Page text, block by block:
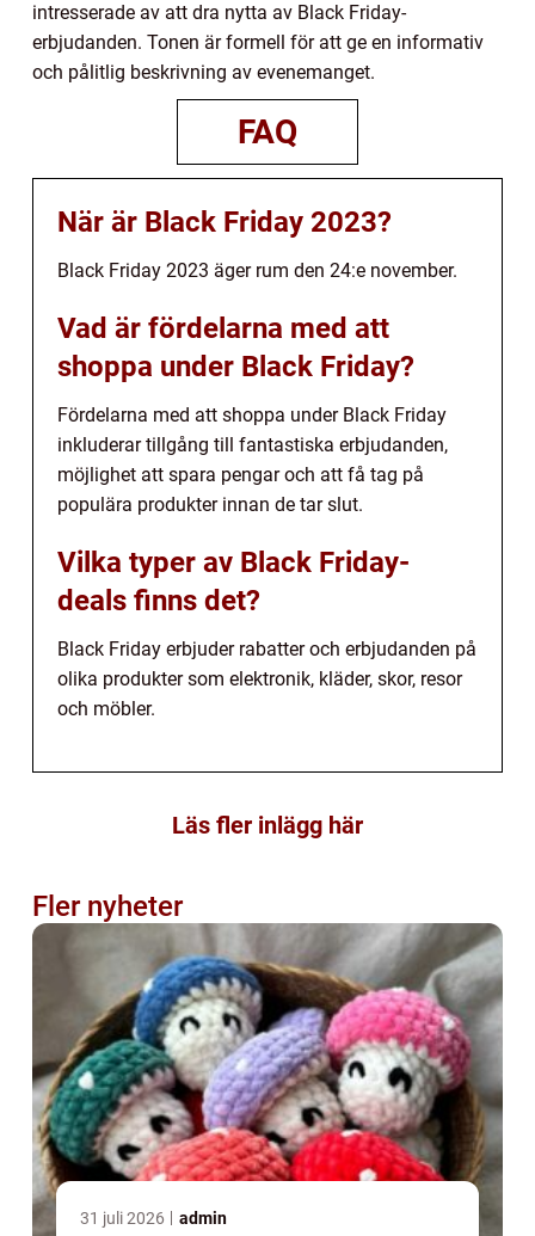
intresserade av att dra nytta av Black Friday-
erbjudanden. Tonen är formell för att ge en informativ
och pålitlig beskrivning av evenemanget.
FAQ
När är Black Friday 2023?
Black Friday 2023 äger rum den 24:e november.
Vad är fördelarna med att
shoppa under Black Friday?
Fördelarna med att shoppa under Black Friday
inkluderar tillgång till fantastiska erbjudanden,
möjlighet att spara pengar och att få tag på
populära produkter innan de tar slut.
Vilka typer av Black Friday-
deals finns det?
Black Friday erbjuder rabatter och erbjudanden på
olika produkter som elektronik, kläder, skor, resor
och möbler.
Läs fler inlägg här
Fler nyheter
31 juli 2026 admin